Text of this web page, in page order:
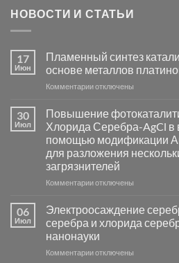
НОВОСТИ И СТАТЬИ
17
Июн
Пламенный синтез
основе металлов
Комментариик
Пламенный
синтез
катализаторов
и
сенсоров
на
основе
группы
отключены
30
Июл
Повышение
Хлорида Серебра-AgCl в
помощью модификации
для разложения
загрязнителей
Комментариик
фотокаталитической
активности
Хлорида
Серебра-
отключены
06
Июл
Электроосаждение
серебра и хлорида
нанонауки
Комментариикотключены